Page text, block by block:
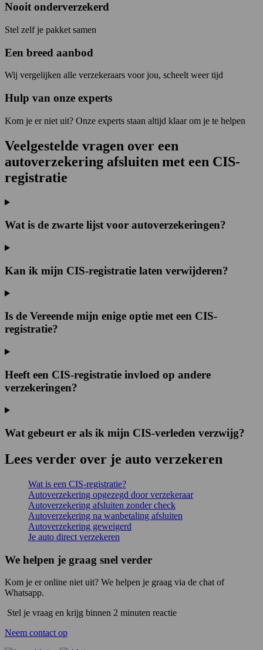
Nooit onderverzekerd
Stel zelf je pakket samen
Een breed aanbod
Wij vergelijken alle verzekeraars voor jou, scheelt weer tijd
Hulp van onze experts
Kom je er niet uit? Onze experts staan altijd klaar om je te helpen
Veelgestelde vragen over een
autoverzekering afsluiten met een CIS-
registratie
Wat is de zwarte lijst voor autoverzekeringen?
Kan ik mijn CIS-registratie laten verwijderen?
Is de Vereende mijn enige optie met een CIS-
registratie?
Heeft een CIS-registratie invloed op andere
verzekeringen?
Wat gebeurt er als ik mijn CIS-verleden verzwijg?
Lees verder over je auto verzekeren
Wat is een CIS‐registratie?
Autoverzekering opgezegd door verzekeraar
Autoverzekering afsluiten zonder check
Autoverzekering na wanbetaling afsluiten
Autoverzekering geweigerd
Je auto direct verzekeren
We helpen je graag snel verder
Kom je er online niet uit? We helpen je graag via de chat of
Whatsapp.
Stel je vraag en krijg binnen 2 minuten reactie
Neem contact op